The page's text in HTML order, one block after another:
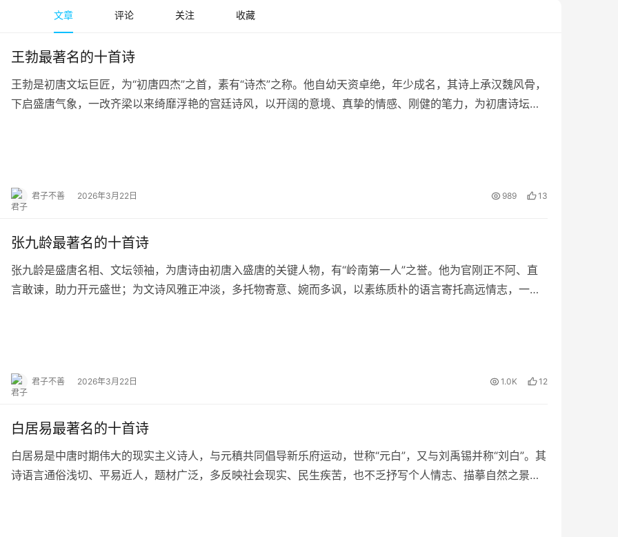
文章 评论 关注 收藏
王勃最著名的十首诗
王勃是初唐文坛巨匠，为“初唐四杰”之首，素有“诗杰”之称。他自幼天资卓绝，年少成名，其诗上承汉魏风骨，
下启盛唐气象，一改齐梁以来绮靡浮艳的宫廷诗风，以开阔的意境、真挚的情感、刚健的笔力，为初唐诗坛革
君子不善 2026年3月22日 989 13
张九龄最著名的十首诗
张九龄是盛唐名相、文坛领袖，为唐诗由初唐入盛唐的关键人物，有“岭南第一人”之誉。他为官刚正不阿、直
言敢谏，助力开元盛世；为文诗风雅正冲淡，多托物寄意、婉而多讽，以素练质朴的语言寄托高远情志，一扫
君子不善 2026年3月22日 1.0K 12
白居易最著名的十首诗
白居易是中唐时期伟大的现实主义诗人，与元稹共同倡导新乐府运动，世称“元白”，又与刘禹锡并称“刘白”。其
诗语言通俗浅切、平易近人，题材广泛，多反映社会现实、民生疾苦，也不乏抒写个人情志、描摹自然之景的